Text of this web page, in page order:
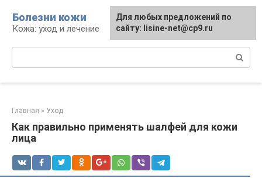
контенту
Болезни кожи
Кожа: уход и лечение
Главная » Уход
Как правильно применять шалфей для кожи
лица
Для любых предложений по
сайту: lisine-net@cp9.ru